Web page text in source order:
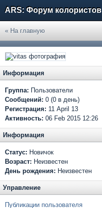
ARS: Форум колористов
« На главную
Информация
Группа: Пользователи
Сообщений: 0 (0 в день)
Регистрация: 11 April 13
Активность: 06 Feb 2015 12:26
Информация
Статус: Новичок
Возраст: Неизвестен
День рождения: Неизвестен
Управление
Публикации пользователя